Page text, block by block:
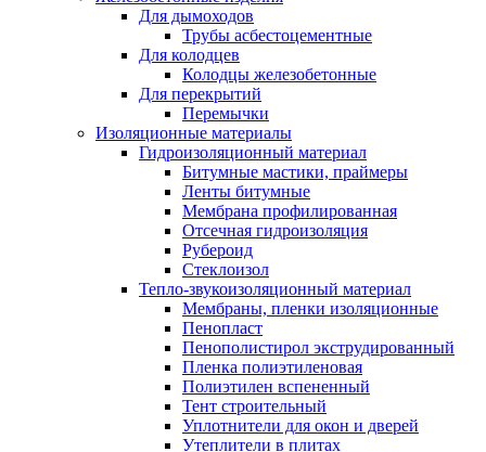
Для дымоходов
Трубы асбестоцементные
Для колодцев
Колодцы железобетонные
Для перекрытий
Перемычки
Изоляционные материалы
Гидроизоляционный материал
Битумные мастики, праймеры
Ленты битумные
Мембрана профилированная
Отсечная гидроизоляция
Рубероид
Стеклоизол
Тепло-звукоизоляционный материал
Мембраны, пленки изоляционные
Пенопласт
Пенополистирол экструдированный
Пленка полиэтиленовая
Полиэтилен вспененный
Тент строительный
Уплотнители для окон и дверей
Утеплители в плитах